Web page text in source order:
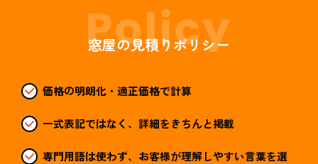
窓屋の見積りポリシー
価格の明朗化・適正価格で計算
一式表記ではなく、詳細をきちんと掲載
専門用語は使わず、お客様が理解しやすい言葉を選